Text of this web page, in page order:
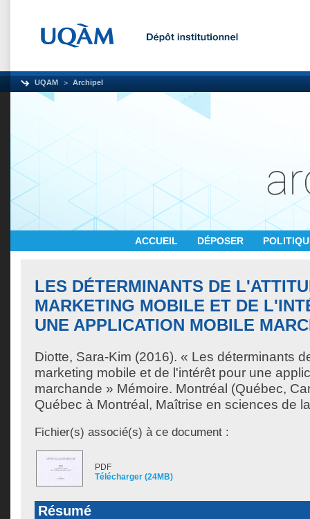
UQAM Archipel
ACCUEIL DÉPOSER
LES DÉTERMINANTS DE
MARKETING MOBILE ET DE
UNE APPLICATION MOBILE
Diotte, Sara-Kim (2016). « Les déterminants
marketing mobile et de l'intérêt pour une
marchande » Mémoire. Montréal (Québec,
Québec à Montréal, Maîtrise en sciences de
Fichier(s) associé(s) à ce document :
PDF
Télécharger (24MB)
Résumé